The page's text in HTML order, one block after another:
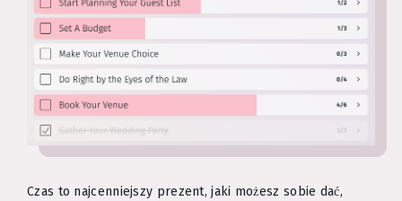
Czas to najcenniejszy prezent, jaki możesz sobie dać,